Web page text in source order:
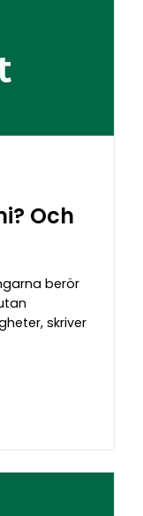
Och
berör
skriver